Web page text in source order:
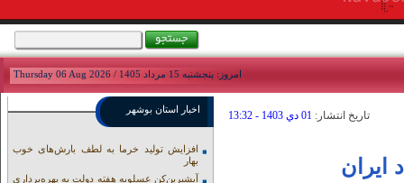
امروز: پنجشنبه 15 مرداد 1405 / Thursday 06 Aug 2026
تاريخ انتشار: 01 دي 1403 - 13:32
ایران
اخبار استان بوشهر
افزایش تولید خرما به لطف بارش‌های خوب
بهار
آبشیرین‌کن عسلویه هفته دولت به بهره‌برداری